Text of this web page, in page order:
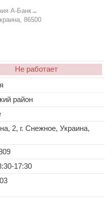
А-Банк→
86500
Не работает
район
2, г. Снежное, Украина,
17:30